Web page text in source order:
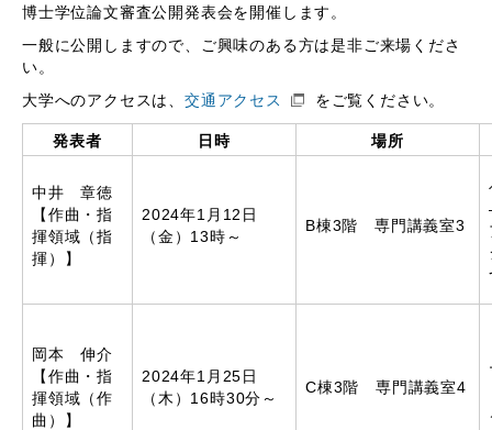
博士学位論文審査公開発表会を開催します。
一般に公開しますので、ご興味のある方は是非ご来場くださ
い。
大学へのアクセスは、交通アクセス をご覧ください。
発表者 日時 場所
中井 章徳
【作曲・指
揮領域（指
揮）】
2024年1月12日
（金）13時～
B棟3階 専門講義室3
岡本 伸介
【作曲・指
揮領域（作
曲）】
2024年1月25日
（木）16時30分～
C棟3階 専門講義室4